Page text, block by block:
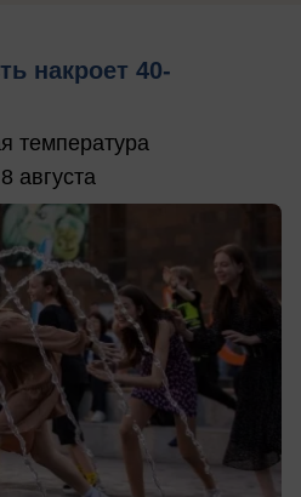
накроет 40-
температура
августа